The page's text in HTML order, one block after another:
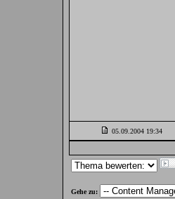
05.09.2004 19:34
Gehe zu: